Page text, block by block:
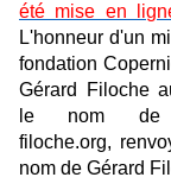
été mise en
L'honneur d'un
fondation
Gérard Filoche
le nom de
filoche.org,
nom de Gérard